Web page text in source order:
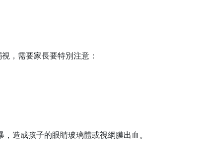
，需要家長要特別注意：
造成孩子的眼睛玻璃體或視網膜出血。